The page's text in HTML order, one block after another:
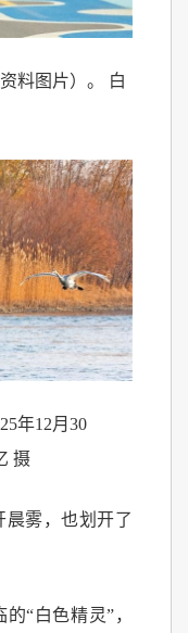
料图片）。 白
年12月30
摄
雾，也划开了
“白色精灵”，